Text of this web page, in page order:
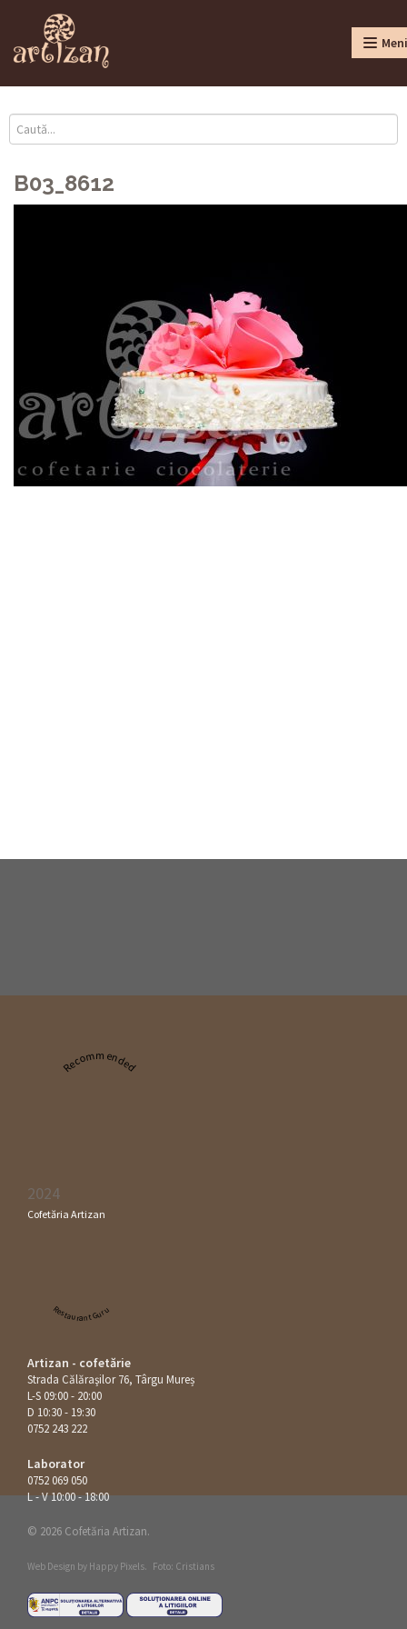
B03_8612
Recommended
2024
Cofetăria Artizan
Restaurant Guru
Artizan - cofetărie
Strada Călăraşilor 76, Târgu Mureș
L-S 09:00 - 20:00
D 10:30 - 19:30
0752 243 222
Laborator
0752 069 050
L - V 10:00 - 18:00
© 2026 Cofetăria Artizan.
Web Design by Happy Pixels. Foto: Cristians